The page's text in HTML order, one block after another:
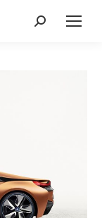
Cerca: